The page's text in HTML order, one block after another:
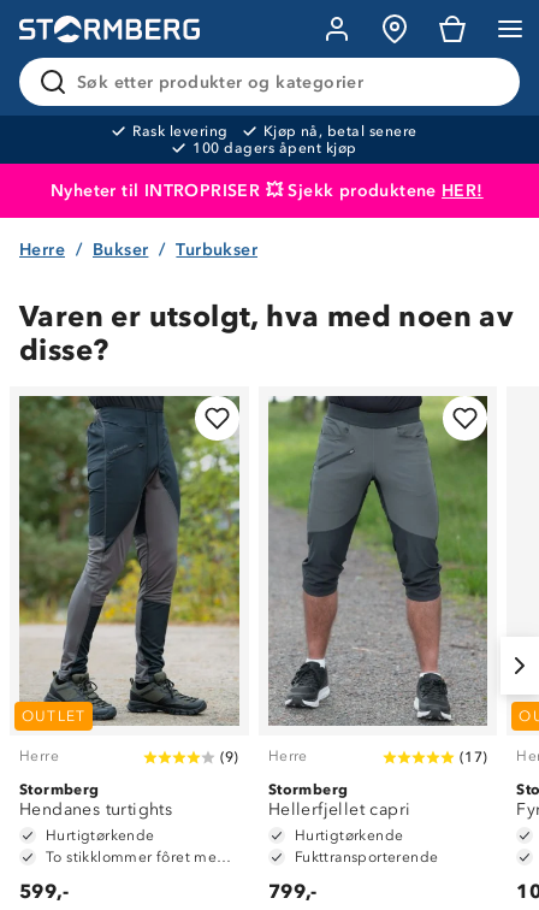
Søk etter produkter og kategorier
Rask levering
Kjøp nå, betal senere
100 dagers åpent kjøp
Nyheter til INTROPRISER 💥 Sjekk produktene HER!
Produktet er lagt i handlekurven
Herre Bukser Turbukser
Varen er utsolgt, hva med noen av
disse?
OUTLET
Herre (9)
Stormberg
Hendanes turtights
Hurtigtørkende
To stikklommer fôret med mesh
599,-
Herre (17)
Stormberg
Hellerfjellet capri
Hurtigtørkende
Fukttransporterende
799,-